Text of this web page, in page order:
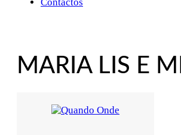
MARIA LIS E